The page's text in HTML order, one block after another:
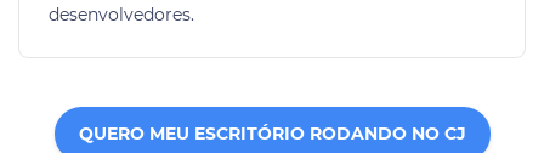
desenvolvedores.
QUERO MEU ESCRITÓRIO RODANDO NO CJ